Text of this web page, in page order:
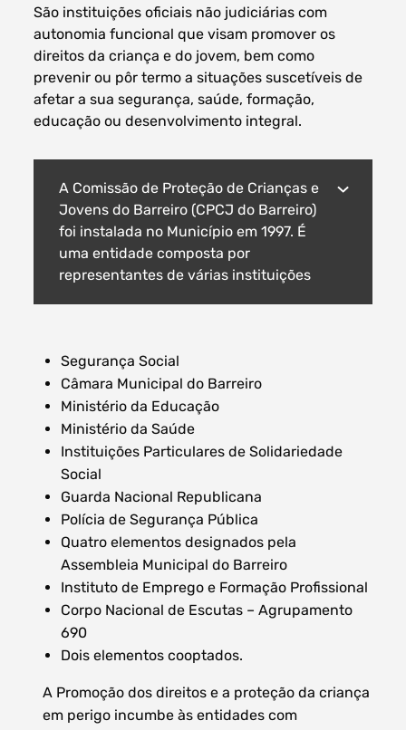
Filtros dos meses
data
São instituições oficiais não judiciárias com
autonomia funcional que visam promover os
direitos da criança e do jovem, bem como
prevenir ou pôr termo a situações suscetíveis de
afetar a sua segurança, saúde, formação,
educação ou desenvolvimento integral.
A Comissão de Proteção de Crianças e
Jovens do Barreiro (CPCJ do Barreiro)
foi instalada no Município em 1997. É
uma entidade composta por
representantes de várias instituições
Segurança Social
Câmara Municipal do Barreiro
Ministério da Educação
Ministério da Saúde
Instituições Particulares de Solidariedade
Social
Guarda Nacional Republicana
Polícia de Segurança Pública
Quatro elementos designados pela
Assembleia Municipal do Barreiro
Instituto de Emprego e Formação Profissional
Corpo Nacional de Escutas – Agrupamento
690
Dois elementos cooptados.
A Promoção dos direitos e a proteção da criança
em perigo incumbe às entidades com